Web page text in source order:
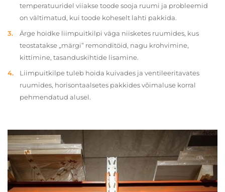
temperatuuridel viiakse toode sooja ruumi ja probleemid
on vältimatud, kui toode koheselt lahti pakkida.
Ärge hoidke liimpuitkilpi väga niisketes ruumides, kus
teostatakse „märgi” remonditöid, nagu krohvimine,
kittimine, tasanduskihtide lisamine.
Liimpuitkilpe tuleb hoida kuivades ja ventileeritavates
ruumides, horisontaalsetes pakkides võimaluse korral
pehmendatud alusel.